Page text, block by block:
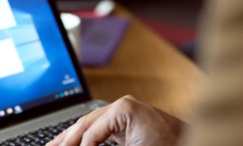
30 ISPOD 30
BACK TO OFFICE/SCHOOL
BIZBENDOVI
BIZKOLEGIJUM
BMW BIZNIS LIGA
BIZLIFE WEEK
BIZBENDOVI
BIZKOLEGIJUM
BMW BIZNIS LIGA
BIZLIFE WEEK
IZJAVA GODINE